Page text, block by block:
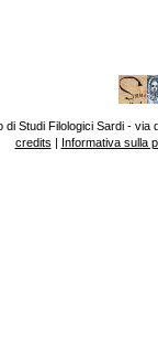
di Studi Filologici Sardi - via
credits | Informativa sulla